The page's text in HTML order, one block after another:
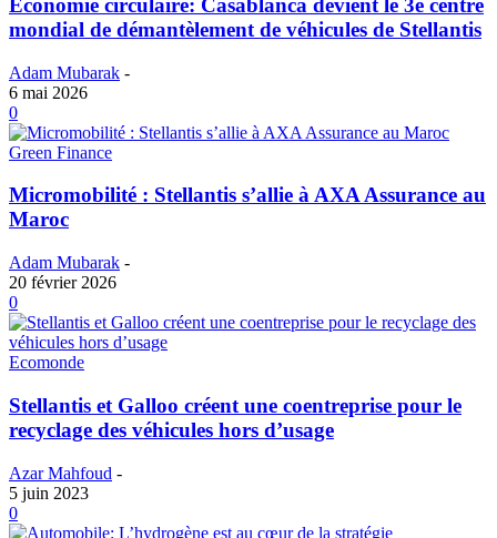
Economie circulaire: Casablanca devient le 3è centre
mondial de démantèlement de véhicules de Stellantis
Adam Mubarak -
6 mai 2026
0
Green Finance
Micromobilité : Stellantis s’allie à AXA Assurance au
Maroc
Adam Mubarak -
20 février 2026
0
Ecomonde
Stellantis et Galloo créent une coentreprise pour le
recyclage des véhicules hors d’usage
Azar Mahfoud -
5 juin 2023
0